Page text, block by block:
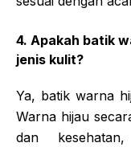
4. Apakah batik
jenis kulit?
Ya, batik warna
Warna hijau
dan